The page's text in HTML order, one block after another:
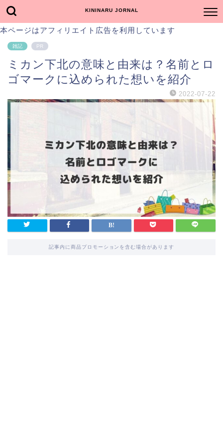
KININARU JORNAL
本ページはアフィリエイト広告を利用しています
雑記 PR
ミカン下北の意味と由来は？名前とロ
ゴマークに込められた想いを紹介
2022-07-22
記事内に商品プロモーションを含む場合があります